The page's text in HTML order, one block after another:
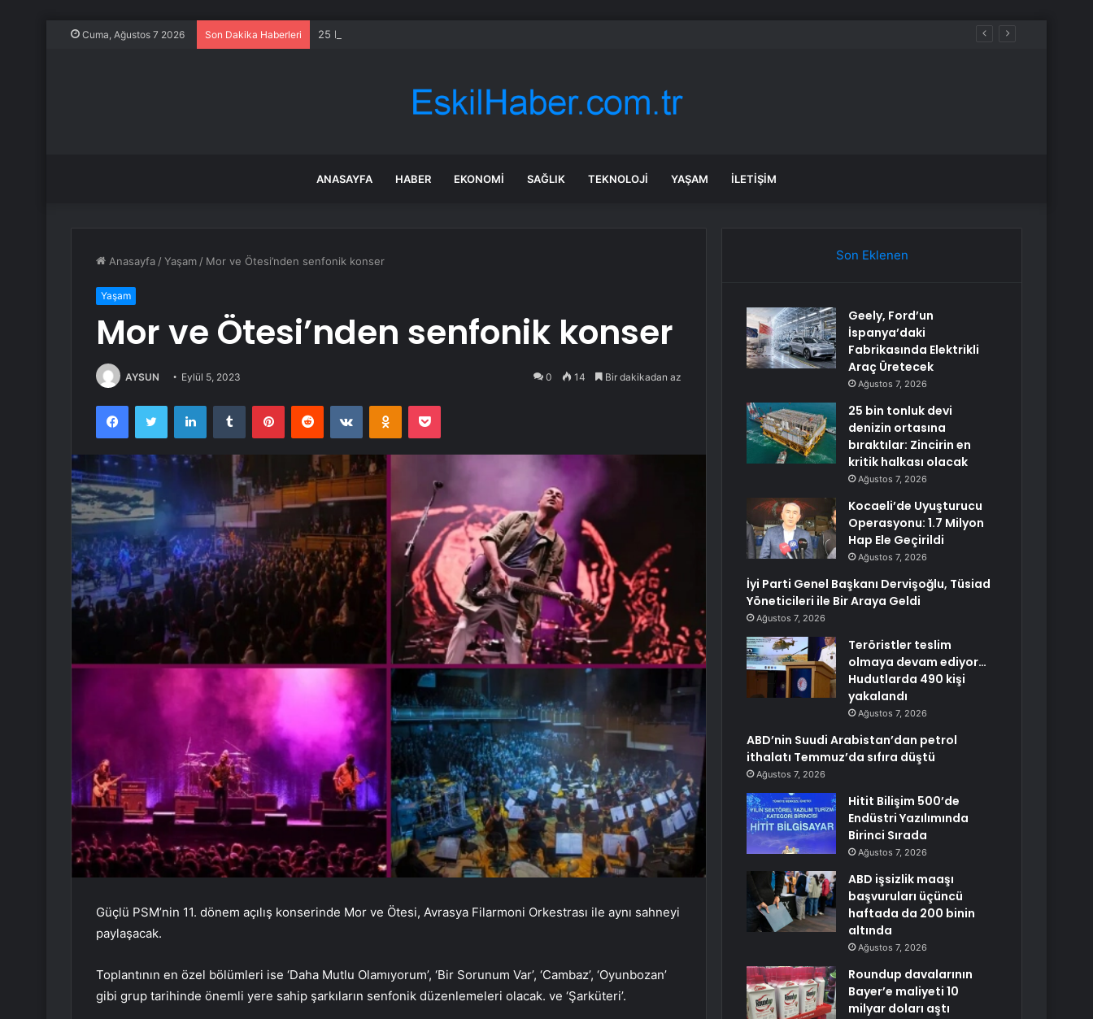
Cuma, Ağustos 7 2026 Son Dakika Haberleri 25 bin tonluk devi denizin ortasına bıraktılar: Zincirin en kritik halkası olacak
ANASAYFA HABER EKONOMI SAĞLIK TEKNOLOJI YAŞAM İLETIŞIM
Anasayfa /Yaşam / Mor ve Ötesi’nden senfonik konser
Yaşam
Mor ve Ötesi’nden senfonik konser
AYSUN Eylül 5, 2023 0 14 Bir dakikadan az
FacebookTwitter LinkedInTumblr PinterestReddit VKontakteOdnoklassniki
Pocket
Güçlü PSM’nin 11. dönem açılış konserinde Mor ve Ötesi, Avrasya Filarmoni Orkestrası ile aynı sahneyi
paylaşacak.
Toplantının en özel bölümleri ise ‘Daha Mutlu Olamıyorum’, ‘Bir Sorunum Var’, ‘Cambaz’, ‘Oyunbozan’
gibi grup tarihinde önemli yere sahip şarkıların senfonik düzenlemeleri olacak. ve ‘Şarküteri’.
Son Eklenen
Geely, Ford’un
İspanya’daki
Fabrikasında Elektrikli
Araç Üretecek
Ağustos 7, 2026
25 bin tonluk devi
denizin ortasına
bıraktılar: Zincirin en
kritik halkası olacak
Ağustos 7, 2026
Kocaeli’de Uyuşturucu
Operasyonu: 1.7 Milyon
Hap Ele Geçirildi
Ağustos 7, 2026
İyi Parti Genel Başkanı Dervişoğlu, Tüsiad
Yöneticileri ile Bir Araya Geldi
Ağustos 7, 2026
Teröristler teslim
olmaya devam ediyor…
Hudutlarda 490 kişi
yakalandı
Ağustos 7, 2026
ABD’nin Suudi Arabistan’dan petrol
ithalatı Temmuz’da sıfıra düştü
Ağustos 7, 2026
Hitit Bilişim 500’de
Endüstri Yazılımında
Birinci Sırada
Ağustos 7, 2026
ABD işsizlik maaşı
başvuruları üçüncü
haftada da 200 binin
altında
Ağustos 7, 2026
Roundup davalarının
Bayer’e maliyeti 10
milyar doları aştı